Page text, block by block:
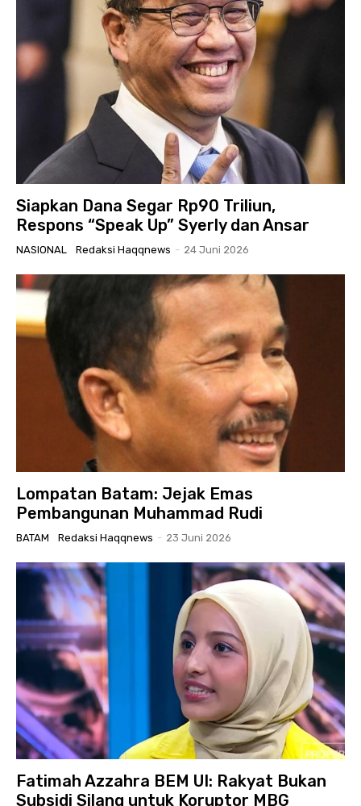
Siapkan Dana Segar Rp90 Triliun,
Respons “Speak Up” Syerly dan Ansar
NASIONAL Redaksi Haqqnews - 24 Juni 2026
Lompatan Batam: Jejak Emas
Pembangunan Muhammad Rudi
BATAM Redaksi Haqqnews - 23 Juni 2026
Fatimah Azzahra BEM UI: Rakyat Bukan
Subsidi Silang untuk Koruptor MBG